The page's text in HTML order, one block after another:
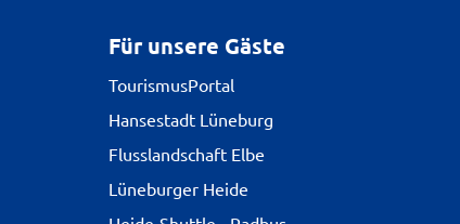
Für unsere Gäste
TourismusPortal
Hansestadt Lüneburg
Flusslandschaft Elbe
Lüneburger Heide